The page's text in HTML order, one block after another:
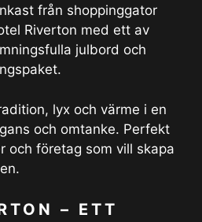
från shoppinggator
Riverton med ett av
julbord och
lyx och värme i en
och omtanke. Perfekt
och företag som vill skapa
– ETT